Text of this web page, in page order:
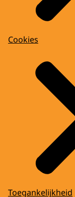
Cookies
Toegankelijkheid